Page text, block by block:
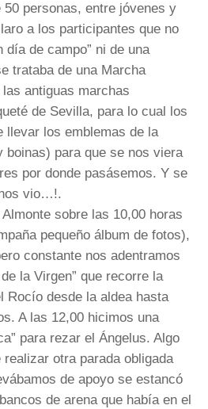
personas, entre jóvenes y
a los participantes que no
día de campo” ni de una
trataba de una Marcha
antiguas marchas
de Sevilla, para lo cual los
llevar los emblemas de la
boinas) para que se nos viera
por donde pasásemos. Y se
vio…!.
sobre las 10,00 horas
pequeño álbum de fotos),
constante nos adentramos
la Virgen” que recorre la
Rocío desde la aldea hasta
A las 12,00 hicimos una
para rezar el Ángelus. Algo
otra parada obligada
de apoyo se estancó
de arena que había en el